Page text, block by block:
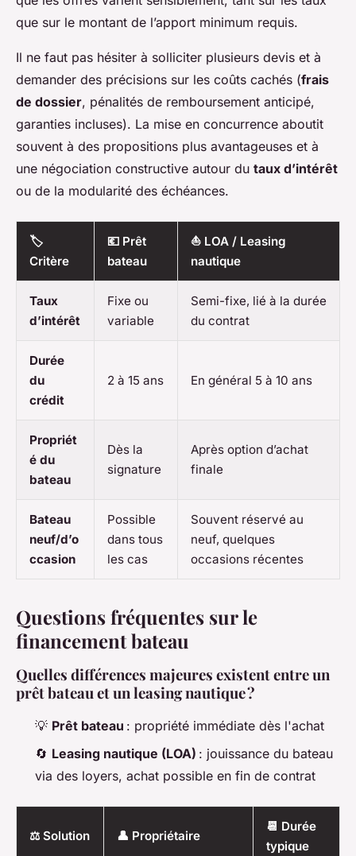
que sur le montant de l’apport minimum requis.
Il ne faut pas hésiter à solliciter plusieurs devis et à
demander des précisions sur les coûts cachés (frais
de dossier, pénalités de remboursement anticipé,
garanties incluses). La mise en concurrence aboutit
souvent à des propositions plus avantageuses et à
une négociation constructive autour du taux d’intérêt
ou de la modularité des échéances.
🏷️
Critère
💶 Prêt
bateau
⛵ LOA / Leasing
nautique
Taux
d’intérêt
Fixe ou
variable
Semi-fixe, lié à la durée
du contrat
Durée
du
crédit
2 à 15 ans En général 5 à 10 ans
Propriét
é du
bateau
Dès la
signature
Après option d’achat
finale
Bateau
neuf/d’o
ccasion
Possible
dans tous
les cas
Souvent réservé au
neuf, quelques
occasions récentes
Questions fréquentes sur le
financement bateau
Quelles différences majeures existent entre un
prêt bateau et un leasing nautique ?
💡 Prêt bateau : propriété immédiate dès l'achat
🔄 Leasing nautique (LOA) : jouissance du bateau
via des loyers, achat possible en fin de contrat
⚖️ Solution 👤 Propriétaire
📆 Durée
typique